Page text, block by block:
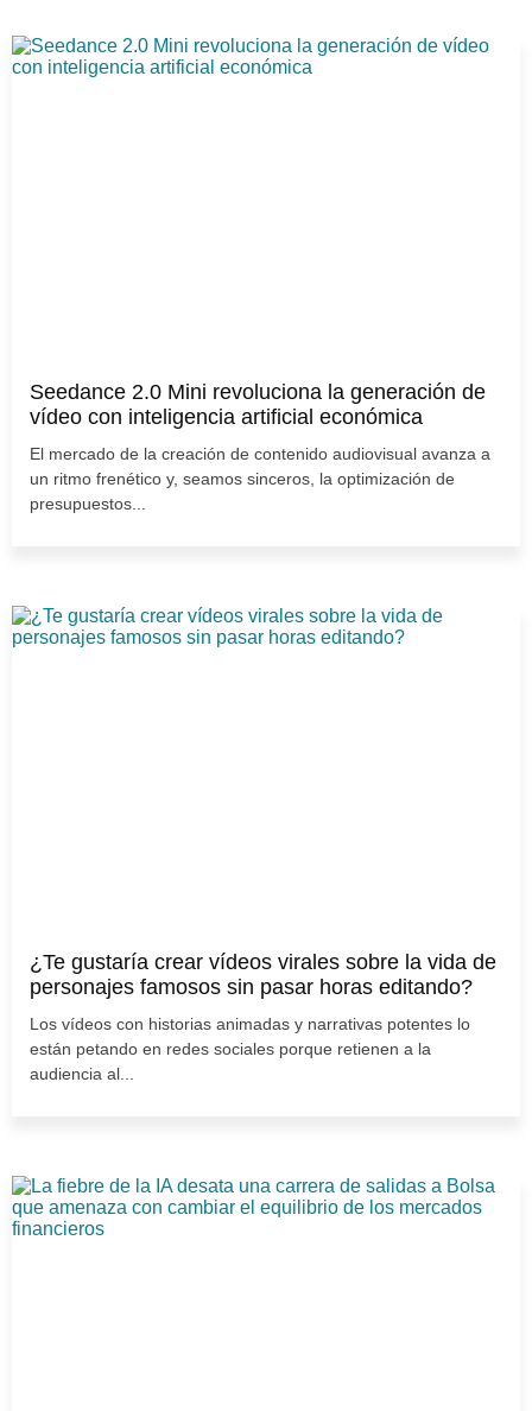
Seedance 2.0 Mini revoluciona la generación de
vídeo con inteligencia artificial económica
El mercado de la creación de contenido audiovisual avanza a
un ritmo frenético y, seamos sinceros, la optimización de
presupuestos...
¿Te gustaría crear vídeos virales sobre la vida de
personajes famosos sin pasar horas editando?
Los vídeos con historias animadas y narrativas potentes lo
están petando en redes sociales porque retienen a la
audiencia al...